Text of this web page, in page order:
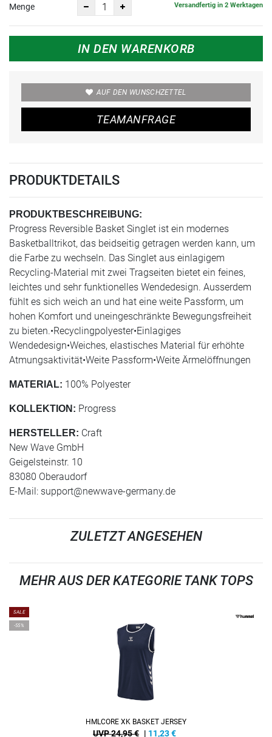
Menge Versandfertig in 2 Werktagen
IN DEN WARENKORB
AUF DEN WUNSCHZETTEL
TEAMANFRAGE
PRODUKTDETAILS
PRODUKTBESCHREIBUNG:
Progress Reversible Basket Singlet ist ein modernes
Basketballtrikot, das beidseitig getragen werden kann, um
die Farbe zu wechseln. Das Singlet aus einlagigem
Recycling-Material mit zwei Tragseiten bietet ein feines,
leichtes und sehr funktionelles Wendedesign. Ausserdem
fühlt es sich weich an und hat eine weite Passform, um
hohen Komfort und uneingeschränkte Bewegungsfreiheit
zu bieten.•Recyclingpolyester•Einlagiges
Wendedesign•Weiches, elastisches Material für erhöhte
Atmungsaktivität•Weite Passform•Weite Ärmelöffnungen
MATERIAL: 100% Polyester
KOLLEKTION: Progress
HERSTELLER: Craft
New Wave GmbH
Geigelsteinstr. 10
83080 Oberaudorf
E-Mail: support@newwave-germany.de
ZULETZT ANGESEHEN
MEHR AUS DER KATEGORIE TANK TOPS
SALE
-55%
HMLCORE XK BASKET JERSEY
UVP 24,95 € | 11,23€